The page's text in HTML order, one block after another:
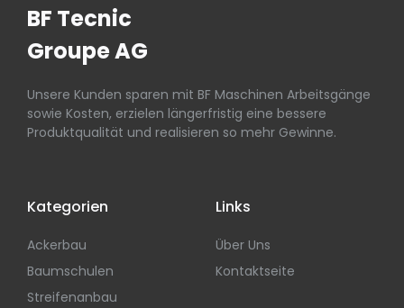
BF Tecnic
Groupe AG
Unsere Kunden sparen mit BF Maschinen Arbeitsgänge
sowie Kosten, erzielen längerfristig eine bessere
Produktqualität und realisieren so mehr Gewinne.
Kategorien
Ackerbau
Baumschulen
Streifenanbau
Links
Über Uns
Kontaktseite